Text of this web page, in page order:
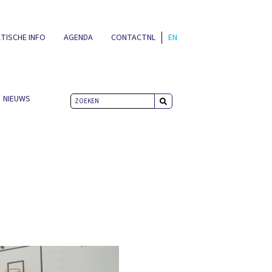
INFO AGENDA CONTACTNL EN
NIEUWS